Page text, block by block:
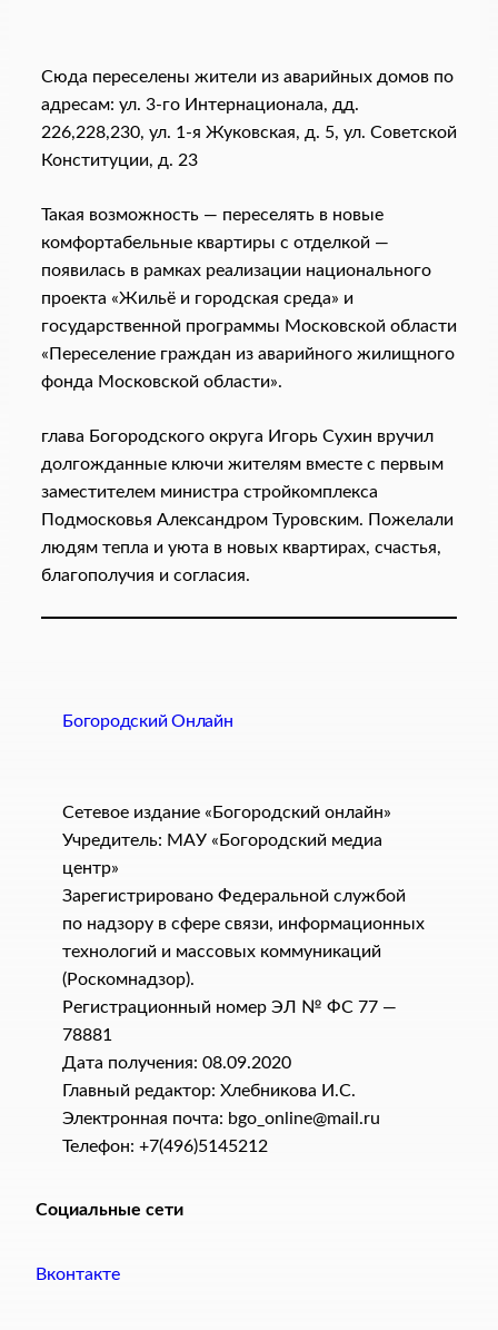
Сюда переселены жители из аварийных домов по
адресам: ул. 3-го Интернационала, дд.
226,228,230, ул. 1-я Жуковская, д. 5, ул. Советской
Конституции, д. 23
Такая возможность — переселять в новые
комфортабельные квартиры с отделкой —
появилась в рамках реализации национального
проекта «Жильё и городская среда» и
государственной программы Московской области
«Переселение граждан из аварийного жилищного
фонда Московской области».
глава Богородского округа Игорь Сухин вручил
долгожданные ключи жителям вместе с первым
заместителем министра стройкомплекса
Подмосковья Александром Туровским. Пожелали
людям тепла и уюта в новых квартирах, счастья,
благополучия и согласия.
Богородский Онлайн
Сетевое издание «Богородский онлайн»
Учредитель: МАУ «Богородский медиа
центр»
Зарегистрировано Федеральной службой
по надзору в сфере связи, информационных
технологий и массовых коммуникаций
(Роскомнадзор).
Регистрационный номер ЭЛ № ФС 77 —
78881
Дата получения: 08.09.2020
Главный редактор: Хлебникова И.C.
Электронная почта: bgo_online@mail.ru
Телефон: +7(496)5145212
Социальные сети
Вконтакте